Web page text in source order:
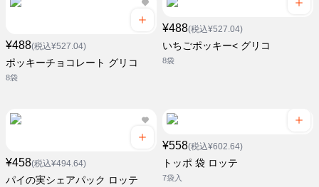
¥488(税込¥527.04)
ポッキーチョコレート グリコ
8袋
¥488(税込¥527.04)
いちごポッキー< グリコ
8袋
¥458(税込¥494.64)
パイの実シェアパック ロッテ
¥558(税込¥602.64)
トッポ 袋 ロッテ
7袋入